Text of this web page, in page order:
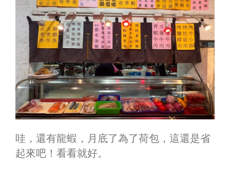
哇，還有龍蝦，月底了為了荷包，這還是省
起來吧！看看就好。